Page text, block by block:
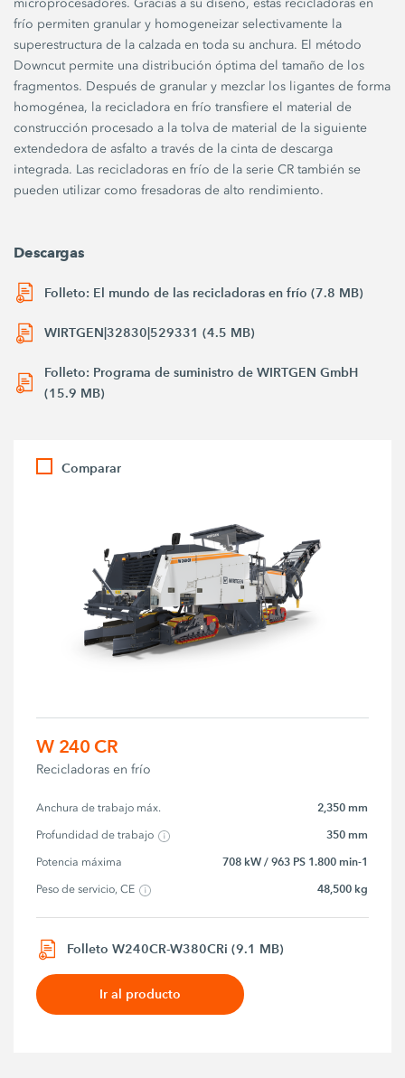
frío permiten granular y homogeneizar selectivamente la
superestructura de la calzada en toda su anchura. El método
Downcut permite una distribución óptima del tamaño de los
fragmentos. Después de granular y mezclar los ligantes de forma
homogénea, la recicladora en frío transfiere el material de
construcción procesado a la tolva de material de la siguiente
extendedora de asfalto a través de la cinta de descarga
integrada. Las recicladoras en frío de la serie CR también se
pueden utilizar como fresadoras de alto rendimiento.
Descargas
Folleto: El mundo de las recicladoras en frío (7.8 MB)
WIRTGEN|32830|529331 (4.5 MB)
Folleto: Programa de suministro de WIRTGEN GmbH
(15.9 MB)
Comparar
W 240 CR
Recicladoras en frío
Anchura de trabajo máx. 2,350 mm
Profundidad de trabajo 350 mm
Potencia máxima 708 kW / 963 PS 1.800 min-1
Peso de servicio, CE 48,500 kg
Folleto W240CR-W380CRi (9.1 MB)
Ir al producto